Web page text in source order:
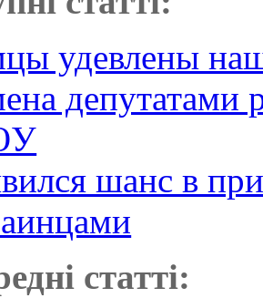
удевлены
депутатами
шанс в
статті: